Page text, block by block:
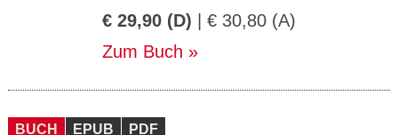
€ 29,90 (D) | € 30,80 (A)
Zum Buch
BUCH EPUB PDF